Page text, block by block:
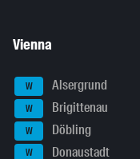
Vienna
W Alsergrund
W Brigittenau
W Döbling
W Donaustadt